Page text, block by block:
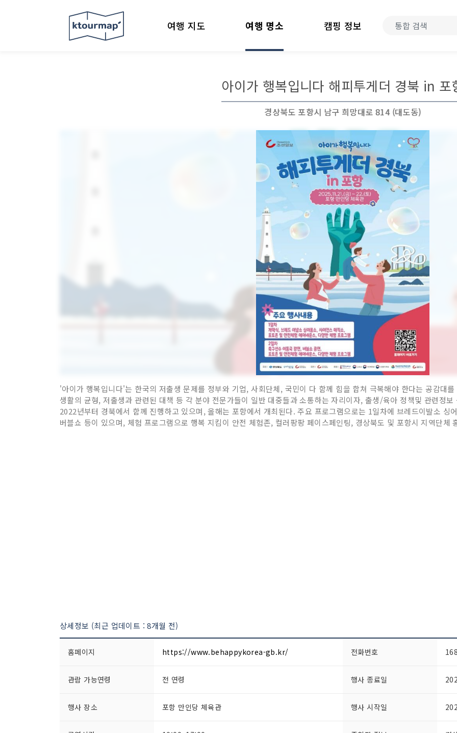
여행 지도 여행 명소 캠핑 정보
아이가 행복입니다 해피투게더 경북 in 포
경상북도 포항시 남구 희망대로 814 (대도동)
'아이가 행복입니다'는 한국의 저출생 문제를 정부와 기업, 사회단체, 국민이 다 함께 힘을 합쳐 극복해야 한다는 공감대
생활의 균형, 저출생과 관련된 대책 등 각 분야 전문가들이 일반 대중들과 소통하는 자리이자, 출생/육아 정책및 관련정
2022년부터 경북에서 함께 진행하고 있으며, 올해는 포항에서 개최된다. 주요 프로그램으로는 1일차에 브레드이발소 싱
버블쇼 등이 있으며, 체험 프로그램으로 행복 지킴이 안전 체험존, 컬러팡팡 페이스페인팅, 경상북도 및 포항시 지역단체
상세정보 (최근 업데이트 : 8개월 전)
홈페이지 https://www.behappykorea-gb.kr/ 전화번호
관람 가능연령 전 연령 행사 종료일
행사 장소 포항 만인당 체육관 행사 시작일